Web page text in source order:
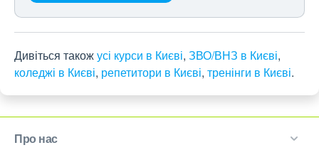
Дивіться такожусі курси в Києві, ЗВО/ВНЗ в Києві,
коледжі в Києві, репетитори в Києві, тренінги в Києві.
Про нас